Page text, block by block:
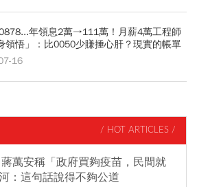
年領息2萬→111萬！月薪4萬工程師
領悟」：比0050少賺捶心肝？現實的帳單
16
/ HOT ARTICLES /
萬安稱「政府買夠疫苗，民間就
：這句話說得不夠公道